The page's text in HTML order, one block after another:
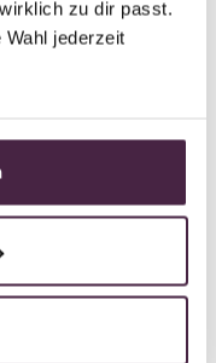
zu dir passt.
jederzeit
neue einbringen,
jeweiligen